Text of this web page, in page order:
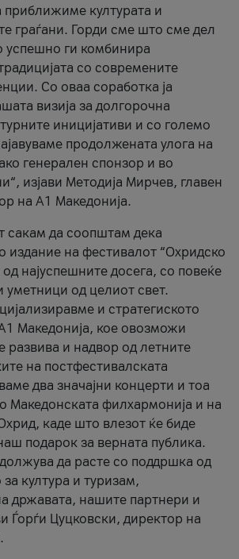
приближиме културата и
граѓани. Горди сме што сме дел
успешно ги комбинира
со современите
Со оваа соработка ја
визија за долгорочна
иницијативи и со големо
продолжената улога на
генерален спонзор и во
изјави Методија Мирчев, главен
на A1 Македонија.
сакам да соопштам дека
издание на фестивалот “Охридско
најуспешните досега, со повеќе
уметници од целиот свет.
и стратегиското
Македонија, кое овозможи
развива и надвор од летните
на постфестивалската
два значајни концерти и тоа
Македонската филхармонија и на
каде што влезот ќе биде
подарок за верната публика.
да расте со поддршка од
култура и туризам,
државата, нашите партнери и
Ѓорѓи Цуцковски, директор на